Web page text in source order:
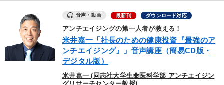
音声・動画 最新刊 ダウンロード対応
アンチエイジングの第一人者が教える！
米井嘉一「社長のための健康投資『最強のア
ンチエイジング』」音声講座（簡易CD版・
デジタル版）
米井嘉一 (同志社大学生命医科学部 アンチエイジン
グリサーチセンター教授)